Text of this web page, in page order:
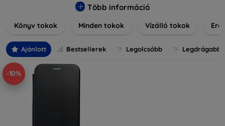
nálunk mindenki megtalálja a stílusához leginkább illő
különlegesebbé eszközeit a tökéletes tokkal!
Több információ
Könyv tokok Minden tokok Vízálló tokok
Ajánlott Bestsellerek Legolcsóbb Legdrágabb
-10%